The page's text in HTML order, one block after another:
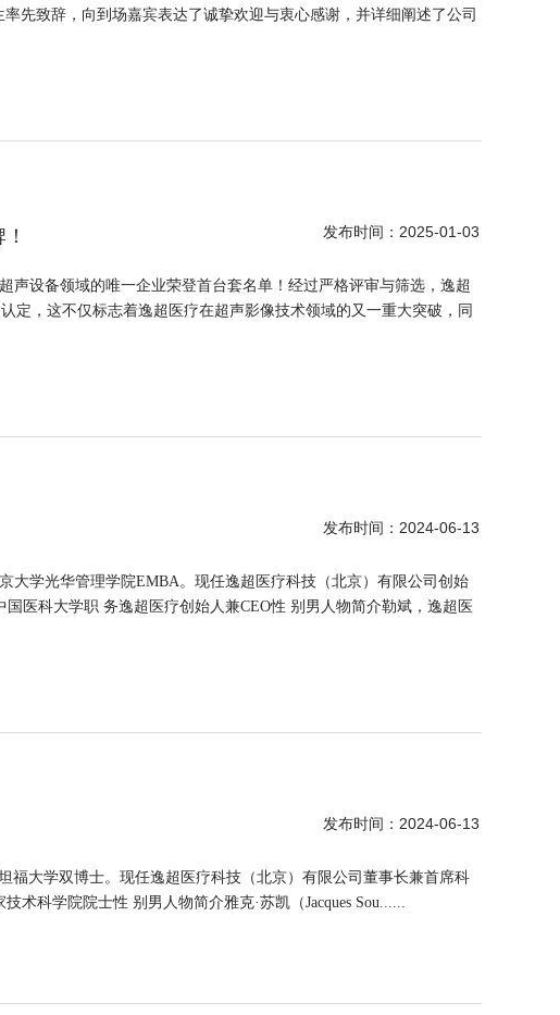
先致辞，向到场嘉宾表达了诚挚欢迎与衷心感谢，并详细阐述了公司
发布时间： 2025-01-03
声设备领域的唯一企业荣登首台套名单！经过严格评审与筛选，逸超
定，这不仅标志着逸超医疗在超声影像技术领域的又一重大突破，同
发布时间： 2024-06-13
大学光华管理学院EMBA。现任逸超医疗科技（北京）有限公司创始
医科大学职 务逸超医疗创始人兼CEO性 别男人物简介勒斌，逸超医
发布时间： 2024-06-13
福大学双博士。现任逸超医疗科技（北京）有限公司董事长兼首席科
术科学院院士性 别男人物简介雅克·苏凯（Jacques Sou......